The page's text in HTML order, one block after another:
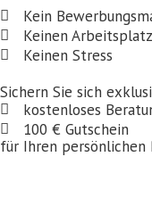
Kein
Keinen
Keinen Stress
Sichern Sie sich
kostenloses
100 € Gutschein
für Ihren